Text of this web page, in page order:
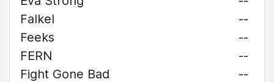
Falkel
--
Feeks
--
FERN
--
Fight Gone Bad
--